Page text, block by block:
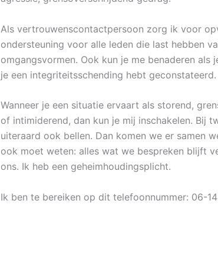
Als vertrouwenscontactpersoon zorg ik voor
ondersteuning voor alle leden die last hebben
omgangsvormen. Ook kun je me benaderen als
je een integriteitsschending hebt geconstateerd.
Wanneer je een situatie ervaart als storend,
of intimiderend, dan kun je mij inschakelen. Bij
uiteraard ook bellen. Dan komen we er samen
ook moet weten: alles wat we bespreken blijft
ons. Ik heb een geheimhoudingsplicht.
Ik ben te bereiken op dit telefoonnummer: 06-